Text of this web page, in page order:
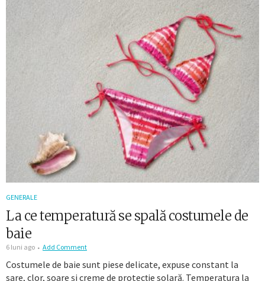
GENERALE
La ce temperatură se spală costumele de
baie
6 luni ago Add Comment
Costumele de baie sunt piese delicate, expuse constant la
sare, clor, soare și creme de protecție solară. Temperatura la